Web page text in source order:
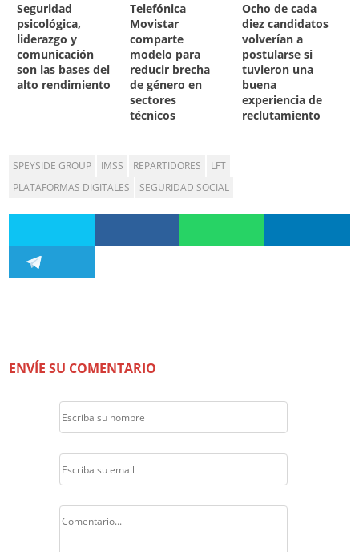
Seguridad
psicológica,
liderazgo y
comunicación
son las bases del
alto rendimiento
Telefónica
Movistar
comparte
modelo para
reducir brecha
de género en
sectores
técnicos
Ocho de cada
diez candidatos
volverían a
postularse si
tuvieron una
buena
experiencia de
reclutamiento
SPEYSIDE GROUP IMSS REPARTIDORES
LFT
PLATAFORMAS DIGITALES
SEGURIDAD SOCIAL
ENVÍE SU COMENTARIO